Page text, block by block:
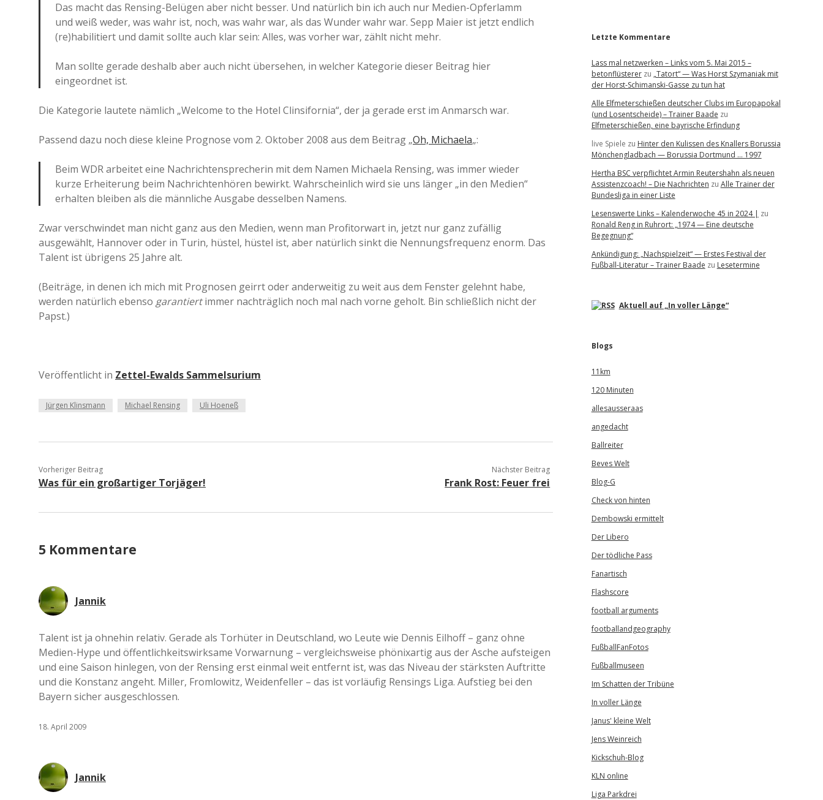
a
a
d
e
Das macht das Rensing-Belügen aber nicht besser. Und natürlich bin ich auch nur Medien-Opferlamm
und weiß weder, was wahr ist, noch, was wahr war, als das Wunder wahr war. Sepp Maier ist jetzt endlich
(re)habilitiert und damit sollte auch klar sein: Alles, was vorher war, zählt nicht mehr.
Man sollte gerade deshalb aber auch nicht übersehen, in welcher Kategorie dieser Beitrag hier
eingeordnet ist.
Die Kategorie lautete nämlich „Welcome to the Hotel Clinsifornia“, der ja gerade erst im Anmarsch war.
Passend dazu noch diese kleine Prognose vom 2. Oktober 2008 aus dem Beitrag „Oh, Michaela„:
Beim WDR arbeitet eine Nachrichtensprecherin mit dem Namen Michaela Rensing, was immer wieder
kurze Erheiterung beim Nachrichtenhören bewirkt. Wahrscheinlich wird sie uns länger „in den Medien“
erhalten bleiben als die männliche Ausgabe desselben Namens.
Zwar verschwindet man nicht ganz aus den Medien, wenn man Profitorwart in, jetzt nur ganz zufällig
ausgewählt, Hannover oder in Turin, hüstel, hüstel ist, aber natürlich sinkt die Nennungsfrequenz enorm. Das
Talent ist übrigens 25 Jahre alt.
(Beiträge, in denen ich mich mit Prognosen geirrt oder anderweitig zu weit aus dem Fenster gelehnt habe,
werden natürlich ebenso garantiertimmer nachträglich noch mal nach vorne geholt. Bin schließlich nicht der
Papst.)
Veröffentlicht in Zettel-Ewalds Sammelsurium
Jürgen Klinsmann Michael Rensing Uli Hoeneß
Vorheriger Beitrag
Was für ein großartiger Torjäger!
Nächster Beitrag
Frank Rost: Feuer frei
5 Kommentare
Jannik
Talent ist ja ohnehin relativ. Gerade als Torhüter in Deutschland, wo Leute wie Dennis Eilhoff – ganz ohne
Medien-Hype und öffentlichkeitswirksame Vorwarnung – vergleichsweise phönixartig aus der Asche aufsteigen
und eine Saison hinlegen, von der Rensing erst einmal weit entfernt ist, was das Niveau der stärksten Auftritte
und die Konstanz angeht. Miller, Fromlowitz, Weidenfeller – das ist vorläufig Rensings Liga. Aufstieg bei den
Bayern sicher ausgeschlossen.
18. April 2009
Jannik
Letzte Kommentare
Lass mal netzwerken – Links vom 5. Mai 2015 –
betonflüstererzu „Tatort“ — Was Horst Szymaniak mit
der Horst-Schimanski-Gasse zu tun hat
Alle Elfmeterschießen deutscher Clubs im Europapokal
(und Losentscheide) – Trainer Baade zu
Elfmeterschießen, eine bayrische Erfindung
live Spiele zu Hinter den Kulissen des Knallers Borussia
Mönchengladbach — Borussia Dortmund … 1997
Hertha BSC verpflichtet Armin Reutershahn als neuen
Assistenzcoach! – Die Nachrichten zu Alle Trainer der
Bundesliga in einer Liste
Lesenswerte Links – Kalenderwoche 45 in 2024 | zu
Ronald Reng in Ruhrort: „1974 — Eine deutsche
Begegnung“
Ankündigung: „Nachspielzeit“ — Erstes Festival der
Fußball-Literatur – Trainer Baade zu Lesetermine
Aktuell auf „In voller Länge“
Blogs
11km
120 Minuten
allesausseraas
angedacht
Ballreiter
Beves Welt
Blog-G
Check von hinten
Dembowski ermittelt
Der Libero
Der tödliche Pass
Fanartisch
Flashscore
football arguments
footballandgeography
FußballFanFotos
Fußballmuseen
Im Schatten der Tribüne
In voller Länge
Janus' kleine Welt
Jens Weinreich
Kickschuh-Blog
KLN online
Liga Parkdrei